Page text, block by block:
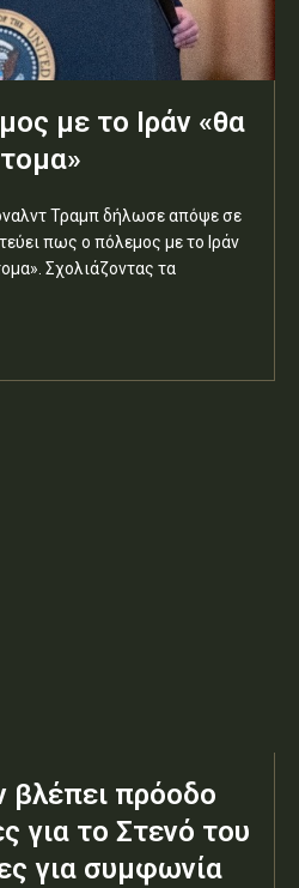
με το Ιράν «θα
Τραμπ δήλωσε απόψε σε
πως ο πόλεμος με το Ιράν
τα
βλέπει πρόοδο
για το Στενό του
για συμφωνία